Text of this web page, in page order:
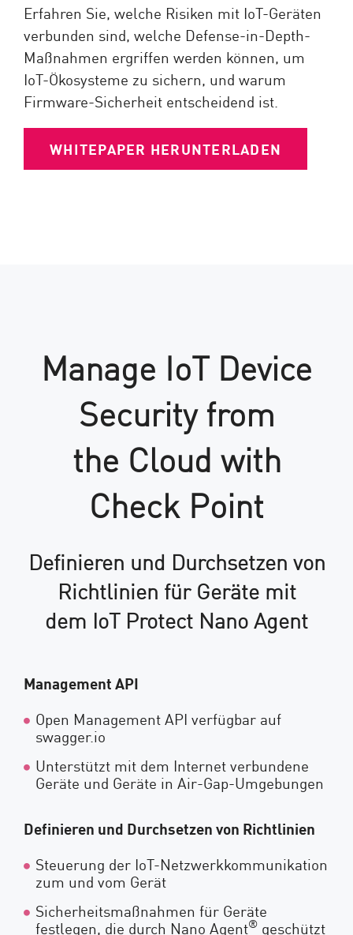
Erfahren Sie, welche Risiken mit IoT-Geräten
verbunden sind, welche Defense-in-Depth-
Maßnahmen ergriffen werden können, um
IoT-Ökosysteme zu sichern, und warum
Firmware-Sicherheit entscheidend ist.
WHITEPAPER HERUNTERLADEN
Manage IoT Device
Security from
the Cloud with
Check Point
Definieren und Durchsetzen von
Richtlinien für Geräte mit
dem IoT Protect Nano Agent
Management API
Open Management API verfügbar auf
swagger.io
Unterstützt mit dem Internet verbundene
Geräte und Geräte in Air-Gap-Umgebungen
Definieren und Durchsetzen von Richtlinien
Steuerung der IoT-Netzwerkkommunikation
zum und vom Gerät
Sicherheitsmaßnahmen für Geräte
festlegen, die durch Nano Agent® geschützt